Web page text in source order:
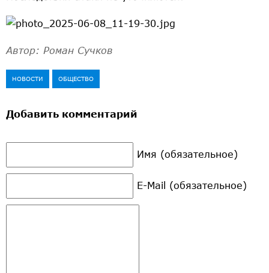
Автор: Роман Сучков
НОВОСТИ ОБЩЕСТВО
Добавить комментарий
Имя (обязательное)
E-Mail (обязательное)